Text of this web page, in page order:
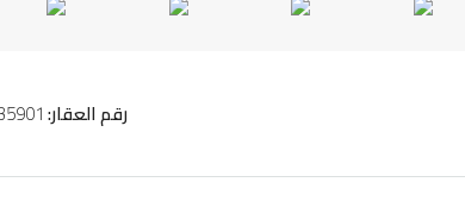
رقم العقار: